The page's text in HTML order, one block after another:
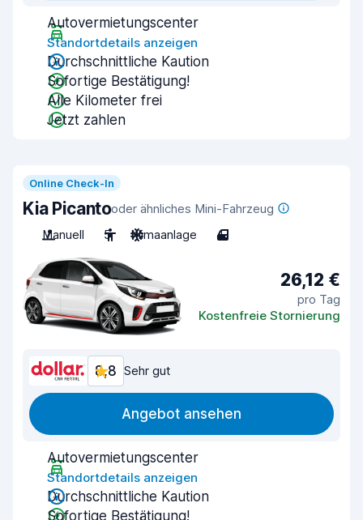
Autovermietungscenter
Standortdetails anzeigen
Durchschnittliche Kaution
Sofortige Bestätigung!
Alle Kilometer frei
Jetzt zahlen
Online Check-In
Kia Picantooder ähnliches Mini-Fahrzeug
Manuell
5 Klimaanlage 4
26,12 €
pro Tag
Kostenfreie Stornierung
8,8 Sehr gut
Angebot ansehen
Autovermietungscenter
Standortdetails anzeigen
Durchschnittliche Kaution
Sofortige Bestätigung!